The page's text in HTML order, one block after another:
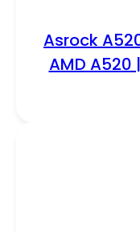
Asrock
AMD A520